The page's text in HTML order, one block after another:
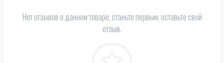
Нет отзывов о данном товаре, станьте первым, оставьте свой
отзыв.